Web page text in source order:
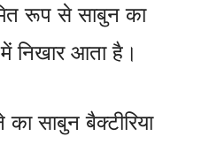
रूप से साबुन का
निखार आता है।
साबुन बैक्टीरिया